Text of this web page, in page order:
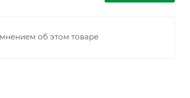
об этом товаре